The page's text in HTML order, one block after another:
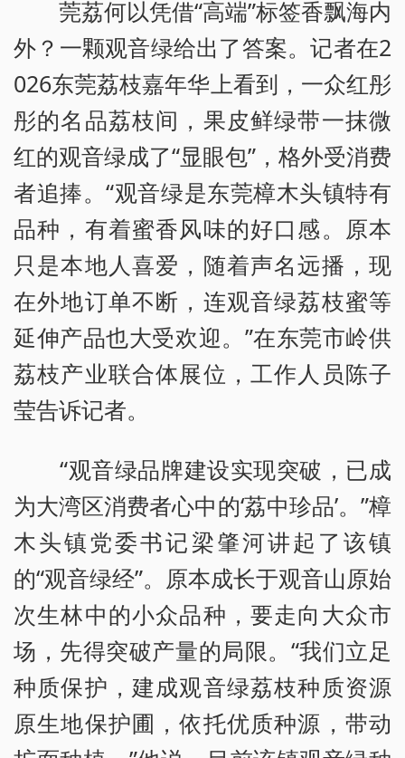
莞荔何以凭借“高端”标签香飘海内
外？一颗观音绿给出了答案。记者在2
026东莞荔枝嘉年华上看到，一众红彤
彤的名品荔枝间，果皮鲜绿带一抹微
红的观音绿成了“显眼包”，格外受消费
者追捧。“观音绿是东莞樟木头镇特有
品种，有着蜜香风味的好口感。原本
只是本地人喜爱，随着声名远播，现
在外地订单不断，连观音绿荔枝蜜等
延伸产品也大受欢迎。”在东莞市岭供
荔枝产业联合体展位，工作人员陈子
莹告诉记者。
“观音绿品牌建设实现突破，已成
为大湾区消费者心中的‘荔中珍品’。”樟
木头镇党委书记梁肇河讲起了该镇
的“观音绿经”。原本成长于观音山原始
次生林中的小众品种，要走向大众市
场，先得突破产量的局限。“我们立足
种质保护，建成观音绿荔枝种质资源
原生地保护圃，依托优质种源，带动